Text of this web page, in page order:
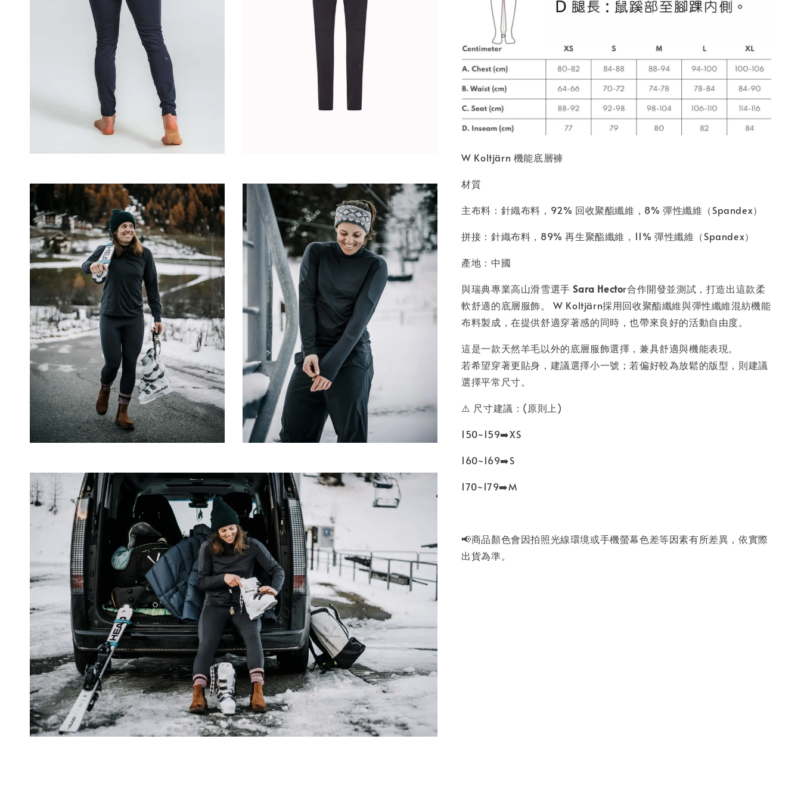
W Koltjärn 機能底層褲
材質
主布料：針織布料，92% 回收聚酯纖維，8% 彈性纖維（Spandex）
拼接：針織布料，89% 再生聚酯纖維，11% 彈性纖維（Spandex）
產地：中國
與瑞典專業高山滑雪選手Sara Hector合作開發並測試，打造出這款柔
軟舒適的底層服飾。 W Koltjärn採用回收聚酯纖維與彈性纖維混紡機能
布料製成，在提供舒適穿著感的同時，也帶來良好的活動自由度。
這是一款天然羊毛以外的底層服飾選擇，兼具舒適與機能表現。
若希望穿著更貼身，建議選擇小一號；若偏好較為放鬆的版型，則建議
選擇平常尺寸。
⚠️ 尺寸建議：(原則上)
150~159➡️XS
160~169➡️S
170~179➡️M
📢商品顏色會因拍照光線環境或手機螢幕色差等因素有所差異，依實際
出貨為準。